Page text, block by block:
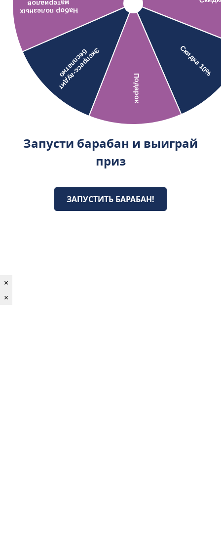
Запусти барабан и выиграй
приз
ЗАПУСТИТЬ БАРАБАН!
×
×